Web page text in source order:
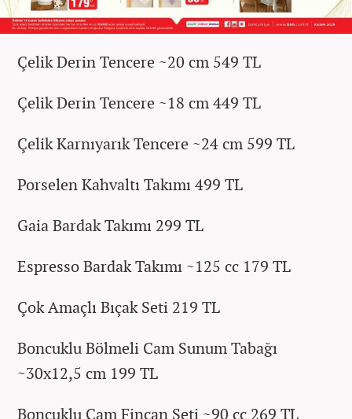
Çelik Derin Tencere ~20 cm 549 TL
Çelik Derin Tencere ~18 cm 449 TL
Çelik Karnıyarık Tencere ~24 cm 599 TL
Porselen Kahvaltı Takımı 499 TL
Gaia Bardak Takımı 299 TL
Espresso Bardak Takımı ~125 cc 179 TL
Çok Amaçlı Bıçak Seti 219 TL
Boncuklu Bölmeli Cam Sunum Tabağı
~30x12,5 cm 199 TL
Boncuklu Cam Fincan Seti ~90 cc 269 TL